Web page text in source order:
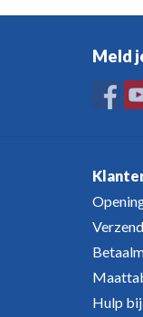
Meld
Hulp